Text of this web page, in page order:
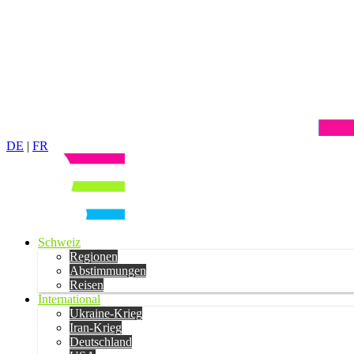
DE | FR
Schweiz
Regionen
Abstimmungen
Reisen
International
Ukraine-Krieg
Iran-Krieg
Deutschland